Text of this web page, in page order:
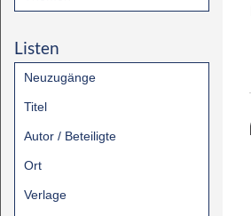
Listen
Neuzugänge
Titel
Autor / Beteiligte
Ort
Verlage